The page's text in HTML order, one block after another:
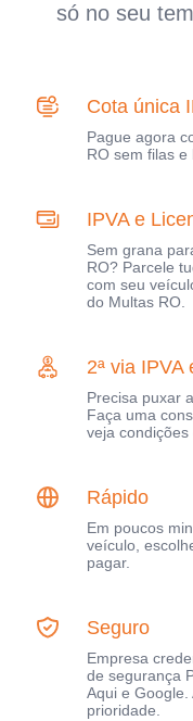
só no seu
Cota única
Pague agora
RO sem filas
IPVA e
Sem grana
RO? Parcele
com seu
do Multas RO.
2ª via IPVA
Precisa puxar
Faça uma
veja
Rápido
Em poucos
veículo,
pagar.
Seguro
Empresa
de segurança
Aqui e
prioridade.